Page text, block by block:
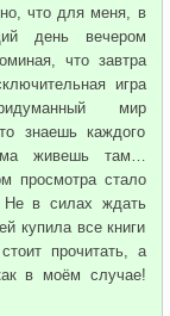
что для меня, в
день вечером
что завтра
игра
мир
знаешь каждого
живешь там…
просмотра стало
Не в силах ждать
купила все книги
прочитать, а
в моём случае!